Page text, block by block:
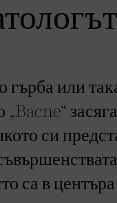
гърба или
„Bacne“
си
са в